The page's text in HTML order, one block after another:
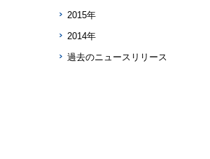
2015年
2014年
過去のニュースリリース